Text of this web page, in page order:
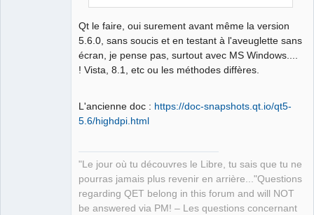
Qt le faire, oui surement avant même la version
5.6.0, sans soucis et en testant à l'aveuglette sans
écran, je pense pas, surtout avec MS Windows....
! Vista, 8.1, etc ou les méthodes diffères.
L'ancienne doc : https://doc-snapshots.qt.io/qt5-
5.6/highdpi.html
"Le jour où tu découvres le Libre, tu sais que tu ne
pourras jamais plus revenir en arrière..."Questions
regarding QET belong in this forum and will NOT
be answered via PM! – Les questions concernant